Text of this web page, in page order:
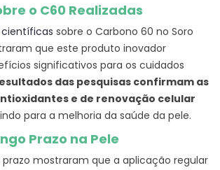
o C60 Realizadas
sobre o Carbono 60 no Soro
que este produto inovador
significativos para os cuidados
das pesquisas confirmam as
e de renovação celular
para a melhoria da saúde da pele.
Prazo na Pele
prazo mostraram que a aplicação regular